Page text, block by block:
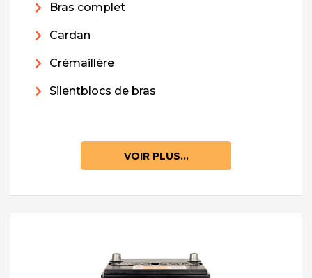
Bras complet
Cardan
Crémaillère
Silentblocs de bras
VOIR PLUS...